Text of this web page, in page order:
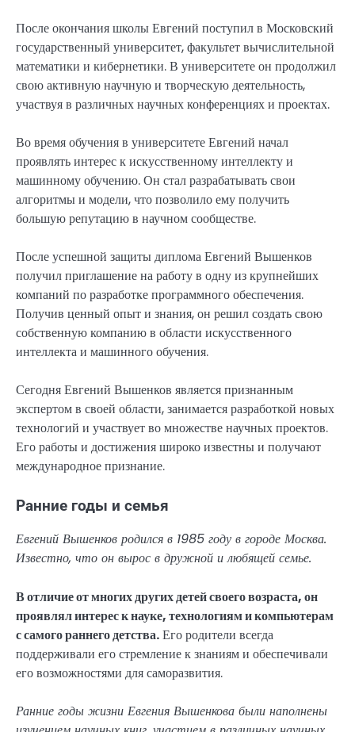
После окончания школы Евгений поступил в Московский
государственный университет, факультет вычислительной
математики и кибернетики. В университете он продолжил
свою активную научную и творческую деятельность,
участвуя в различных научных конференциях и проектах.
Во время обучения в университете Евгений начал
проявлять интерес к искусственному интеллекту и
машинному обучению. Он стал разрабатывать свои
алгоритмы и модели, что позволило ему получить
большую репутацию в научном сообществе.
После успешной защиты диплома Евгений Вышенков
получил приглашение на работу в одну из крупнейших
компаний по разработке программного обеспечения.
Получив ценный опыт и знания, он решил создать свою
собственную компанию в области искусственного
интеллекта и машинного обучения.
Сегодня Евгений Вышенков является признанным
экспертом в своей области, занимается разработкой новых
технологий и участвует во множестве научных проектов.
Его работы и достижения широко известны и получают
международное признание.
Ранние годы и семья
Евгений Вышенков родился в 1985 году в городе Москва.
Известно, что он вырос в дружной и любящей семье.
В отличие от многих других детей своего возраста, он
проявлял интерес к науке, технологиям и компьютерам
с самого раннего детства.Его родители всегда
поддерживали его стремление к знаниям и обеспечивали
его возможностями для саморазвития.
Ранние годы жизни Евгения Вышенкова были наполнены